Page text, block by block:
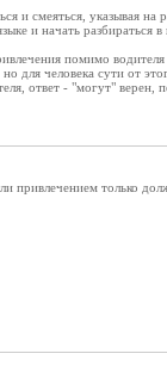
и смеяться, указывая
и начать разбираться в
помимо
для человека сути от
ответ - "могут" верен,
привлечением только